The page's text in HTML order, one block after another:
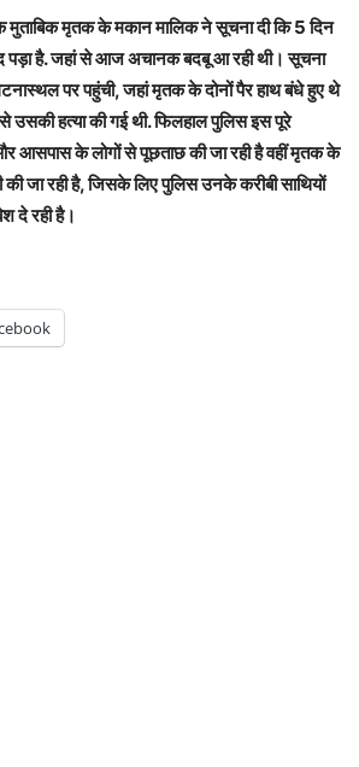
मुताबिक मृतक के मकान मालिक ने सूचना दी कि 5 दिन
पड़ा है. जहां से आज अचानक बदबू आ रही थी। सूचना
पर पहुंची, जहां मृतक के दोनों पैर हाथ बंधे हुए थे
उसकी हत्या की गई थी. फिलहाल पुलिस इस पूरे
आसपास के लोगों से पूछताछ की जा रही है वहीं मृतक के
की जा रही है, जिसके लिए पुलिस उनके करीबी साथियों
दे रही है।